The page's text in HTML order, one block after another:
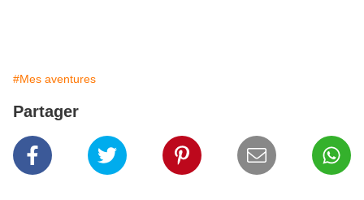
#Mes aventures
Partager